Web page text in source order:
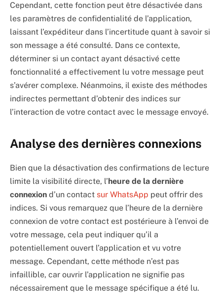
Cependant, cette fonction peut être désactivée dans
les paramètres de confidentialité de l’application,
laissant l’expéditeur dans l’incertitude quant à savoir si
son message a été consulté. Dans ce contexte,
déterminer si un contact ayant désactivé cette
fonctionnalité a effectivement lu votre message peut
s’avérer complexe. Néanmoins, il existe des méthodes
indirectes permettant d’obtenir des indices sur
l’interaction de votre contact avec le message envoyé.
Analyse des dernières connexions
Bien que la désactivation des confirmations de lecture
limite la visibilité directe, l’ heure de la dernière
connexion d’un contact sur WhatsApp peut offrir des
indices. Si vous remarquez que l’heure de la dernière
connexion de votre contact est postérieure à l’envoi de
votre message, cela peut indiquer qu’il a
potentiellement ouvert l’application et vu votre
message. Cependant, cette méthode n’est pas
infaillible, car ouvrir l’application ne signifie pas
nécessairement que le message spécifique a été lu.